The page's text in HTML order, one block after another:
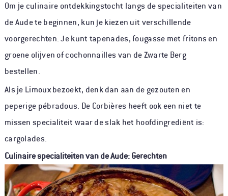
Om je culinaire ontdekkingstocht langs de specialiteiten van
de Aude te beginnen, kun je kiezen uit verschillende
voorgerechten. Je kunt tapenades, fougasse met fritons en
groene olijven of cochonnailles van de Zwarte Berg
bestellen.
Als je Limoux bezoekt, denk dan aan de gezouten en
peperige pébradous. De Corbières heeft ook een niet te
missen specialiteit waar de slak het hoofdingrediënt is:
cargolades.
Culinaire specialiteiten van de Aude: Gerechten